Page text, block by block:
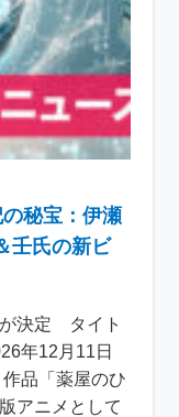
秘宝：伊瀬
壬氏の新ビ
が決定 タイト
年12月11日
作品「薬屋のひ
アニメとして